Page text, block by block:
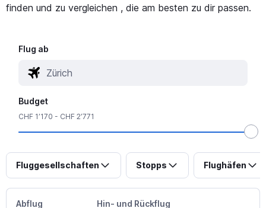
finden und zu vergleichen , die am besten zu dir passen.
Flug ab
Budget
CHF 1’170 - CHF 2’771
Fluggesellschaften Stopps Flughäfen
Abflug Hin- und Rückflug